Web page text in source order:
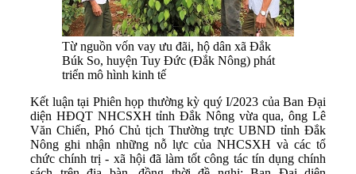
Từ nguồn vốn vay ưu đãi, hộ dân xã Đắk
Búk So, huyện Tuy Đức (Đắk Nông) phát
triển mô hình kinh tế
Kết luận tại Phiên họp thường kỳ quý I/2023 của Ban Đại
diện HĐQT NHCSXH tỉnh Đắk Nông vừa qua, ông Lê
Văn Chiến, Phó Chủ tịch Thường trực UBND tỉnh Đắk
Nông ghi nhận những nỗ lực của NHCSXH và các tổ
chức chính trị - xã hội đã làm tốt công tác tín dụng chính